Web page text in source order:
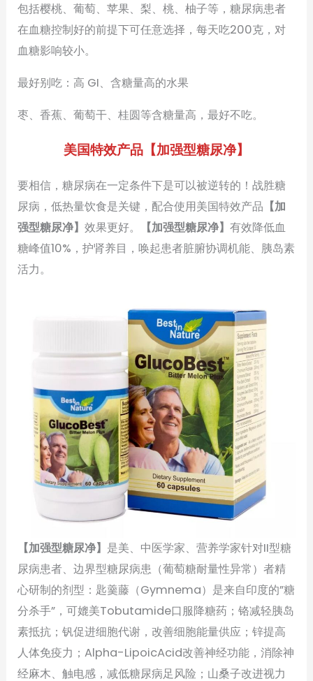
包括樱桃、葡萄、苹果、梨、桃、柚子等，糖尿病患者
在血糖控制好的前提下可任意选择，每天吃200克，对
血糖影响较小。
最好别吃：高 GI、含糖量高的水果
枣、香蕉、葡萄干、桂圆等含糖量高，最好不吃。
美国特效产品【加强型糖尿净】
要相信，糖尿病在一定条件下是可以被逆转的！战胜糖
尿病，低热量饮食是关键，配合使用美国特效产品 【加
强型糖尿净】效果更好。 【加强型糖尿净】有效降低血
糖峰值10%，护肾养目，唤起患者脏腑协调机能、胰岛素
活力。
【加强型糖尿净】 是美、中医学家、营养学家针对II型糖
尿病患者、边界型糖尿病患（葡萄糖耐量性异常）者精
心研制的剂型：匙羹藤（Gymnema）是来自印度的”糖
分杀手”，可媲美Tobutamide口服降糖药；铬减轻胰岛
素抵抗；钒促进细胞代谢，改善细胞能量供应；锌提高
人体免疫力；Alpha-LipoicAcid改善神经功能，消除神
经麻木、触电感，减低糖尿病足风险；山桑子改进视力